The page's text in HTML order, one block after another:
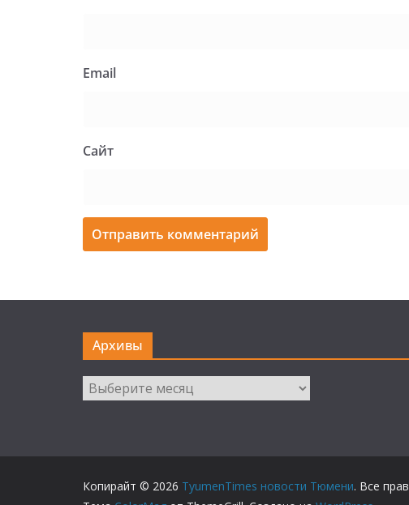
Email
Сайт
Архивы
Архивы
Копирайт © 2026 TyumenTimes новости Тюмени. Все